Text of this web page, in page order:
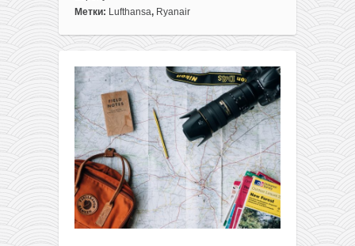
Евротур
вылетом
Минска:
Мадрид,
Марсель
и
Ибица
в
одной
сборке
от
195€!
Метки: Lufthansa, Ryanair